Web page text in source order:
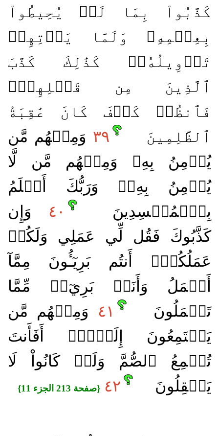
كَذَّبُواْ بِمَا لَمۡ يُحِيطُواْ
بِعِلۡمِهِۦ وَلَمَّا يَأۡتِهِمۡ
تَأۡوِيلُهُۥۚ كَذَٰلِكَ كَذَّبَ
ٱلَّذِينَ مِن قَبۡلِهِمۡۖ
فَٱنظُرۡ كَيۡفَ كَانَ عَٰقِبَةُ
ٱلظَّٰلِمِينَ
٣٩ وَمِنۡهُم مَّن
يُؤۡمِنُ بِهِۦ وَمِنۡهُم مَّن لَّا
يُؤۡمِنُ بِهِۦۚ وَرَبُّكَ أَعۡلَمُ
بِٱلۡمُفۡسِدِينَ
٤٠ وَإِن
كَذَّبُوكَ فَقُل لِّي عَمَلِي وَلَكُمۡ
عَمَلُكُمۡۖ أَنتُم بَرِيٓـُٔونَ مِمَّآ
أَعۡمَلُ وَأَنَا۠ بَرِيٓءٞ مِّمَّا
تَعۡمَلُونَ
٤١ وَمِنۡهُم مَّن
يَسۡتَمِعُونَ إِلَيۡكَۚ أَفَأَنتَ
تُسۡمِعُ ٱلصُّمَّ وَلَوۡ كَانُواْ لَا
يَعۡقِلُونَ
٤٢ {صفحة 213 الجزء 11}